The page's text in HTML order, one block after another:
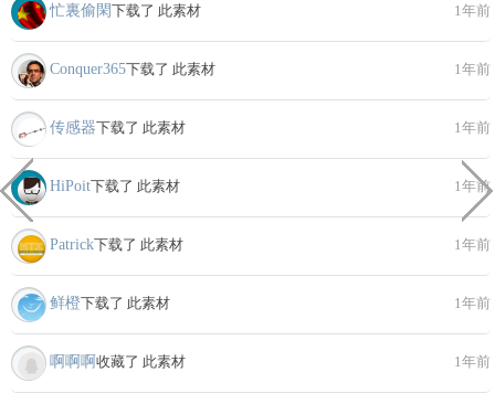
忙裏偷閑下载了 此素材 1年前
Conquer365下载了 此素材 1年前
传感器下载了 此素材 1年前
HiPoit下载了 此素材 1年前
Patrick下载了 此素材 1年前
鲜橙下载了 此素材 1年前
啊啊啊 收藏了 此素材 1年前